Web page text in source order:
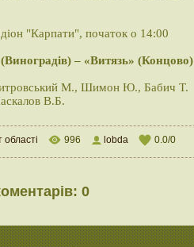
"Карпати", початок о 14:00
– «Витязь» (Концово)
М., Шимон Ю., Бабич Т.
В.Б.
області 996 lobda 0.0/0
: 0